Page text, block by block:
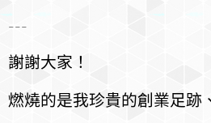
---
謝謝大家！
燃燒的是我珍貴的創業足跡